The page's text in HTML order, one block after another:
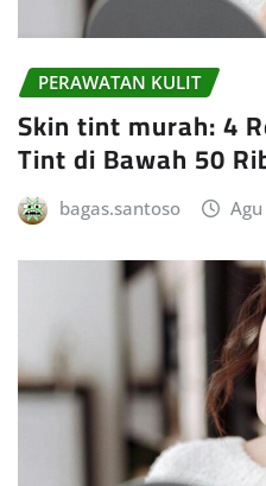
PERAWATAN KULIT
Skin tint murah: 4
Tint di Bawah 50
bagas.santoso